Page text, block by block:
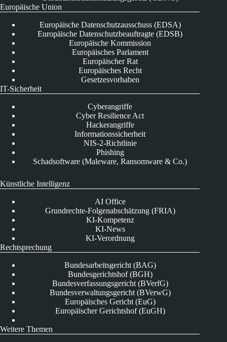
Europäische Union
Europäische Datenschutzausschuss (EDSA)
Europäische Datenschutzbeauftragte (EDSB)
Europäische Kommission
Europäisches Parlament
Europäischer Rat
Europäisches Recht
Gesetzesvorhaben
IT-Sicherheit
Cyberangriffe
Cyber Resilience Act
Hackerangriffe
Informationssicherheit
NIS-2-Richtlinie
Phishing
Schadsoftware (Maleware, Ransomware & Co.)
Künstliche Intelligenz
AI Office
Grundrechte-Folgenabschätzung (FRIA)
KI-Kompetenz
KI-News
KI-Verordnung
Rechtsprechung
Bundesarbeitsgericht (BAG)
Bundesgerichtshof (BGH)
Bundesverfassungsgericht (BVerfG)
Bundesverwaltungsgericht (BVerwG)
Europäisches Gericht (EuG)
Europäischer Gerichtshof (EuGH)
Weitere Themen